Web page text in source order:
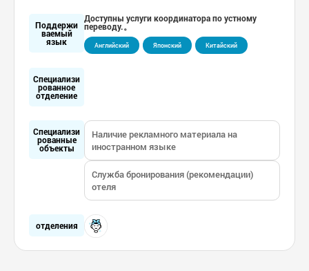
Поддержи
ваемый
язык
Доступны услуги координатора по устному
переводу.。
Английский Японский Китайский
Специализи
рованное
отделение
Специализи
рованные
объекты
Наличие рекламного материала на
иностранном языке
Служба бронирования (рекомендации)
отеля
отделения